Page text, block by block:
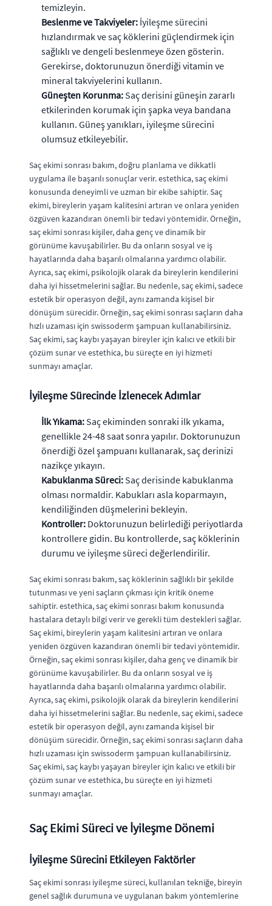
temizleyin.
Beslenme ve Takviyeler: İyileşme sürecini
hızlandırmak ve saç köklerini güçlendirmek için
sağlıklı ve dengeli beslenmeye özen gösterin.
Gerekirse, doktorunuzun önerdiği vitamin ve
mineral takviyelerini kullanın.
Güneşten Korunma: Saç derisini güneşin zararlı
etkilerinden korumak için şapka veya bandana
kullanın. Güneş yanıkları, iyileşme sürecini
olumsuz etkileyebilir.
Saç ekimi sonrası bakım, doğru planlama ve dikkatli
uygulama ile başarılı sonuçlar verir. estethica, saç ekimi
konusunda deneyimli ve uzman bir ekibe sahiptir. Saç
ekimi, bireylerin yaşam kalitesini artıran ve onlara yeniden
özgüven kazandıran önemli bir tedavi yöntemidir. Örneğin,
saç ekimi sonrası kişiler, daha genç ve dinamik bir
görünüme kavuşabilirler. Bu da onların sosyal ve iş
hayatlarında daha başarılı olmalarına yardımcı olabilir.
Ayrıca, saç ekimi, psikolojik olarak da bireylerin kendilerini
daha iyi hissetmelerini sağlar. Bu nedenle, saç ekimi, sadece
estetik bir operasyon değil, aynı zamanda kişisel bir
dönüşüm sürecidir. Örneğin, saç ekimi sonrası saçların daha
hızlı uzaması için swissoderm şampuan kullanabilirsiniz.
Saç ekimi, saç kaybı yaşayan bireyler için kalıcı ve etkili bir
çözüm sunar ve estethica, bu süreçte en iyi hizmeti
sunmayı amaçlar.
İyileşme Sürecinde İzlenecek Adımlar
İlk Yıkama: Saç ekiminden sonraki ilk yıkama,
genellikle 24-48 saat sonra yapılır. Doktorunuzun
önerdiği özel şampuanı kullanarak, saç derinizi
nazikçe yıkayın.
Kabuklanma Süreci: Saç derisinde kabuklanma
olması normaldir. Kabukları asla koparmayın,
kendiliğinden düşmelerini bekleyin.
Kontroller: Doktorunuzun belirlediği periyotlarda
kontrollere gidin. Bu kontrollerde, saç köklerinin
durumu ve iyileşme süreci değerlendirilir.
Saç ekimi sonrası bakım, saç köklerinin sağlıklı bir şekilde
tutunması ve yeni saçların çıkması için kritik öneme
sahiptir. estethica, saç ekimi sonrası bakım konusunda
hastalara detaylı bilgi verir ve gerekli tüm destekleri sağlar.
Saç ekimi, bireylerin yaşam kalitesini artıran ve onlara
yeniden özgüven kazandıran önemli bir tedavi yöntemidir.
Örneğin, saç ekimi sonrası kişiler, daha genç ve dinamik bir
görünüme kavuşabilirler. Bu da onların sosyal ve iş
hayatlarında daha başarılı olmalarına yardımcı olabilir.
Ayrıca, saç ekimi, psikolojik olarak da bireylerin kendilerini
daha iyi hissetmelerini sağlar. Bu nedenle, saç ekimi, sadece
estetik bir operasyon değil, aynı zamanda kişisel bir
dönüşüm sürecidir. Örneğin, saç ekimi sonrası saçların daha
hızlı uzaması için swissoderm şampuan kullanabilirsiniz.
Saç ekimi, saç kaybı yaşayan bireyler için kalıcı ve etkili bir
çözüm sunar ve estethica, bu süreçte en iyi hizmeti
sunmayı amaçlar.
Saç Ekimi Süreci ve İyileşme Dönemi
İyileşme Sürecini Etkileyen Faktörler
Saç ekimi sonrası iyileşme süreci, kullanılan tekniğe, bireyin
genel sağlık durumuna ve uygulanan bakım yöntemlerine